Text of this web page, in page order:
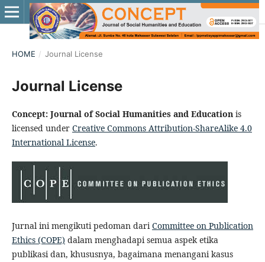
HOME / Journal License
Journal License
Concept: Journal of Social Humanities and Educationis
licensed under Creative Commons Attribution-ShareAlike 4.0
International License.
Jurnal ini mengikuti pedoman dariCommittee on Publication
Ethics (COPE) dalam menghadapi semua aspek etika
publikasi dan, khususnya, bagaimana menangani kasus